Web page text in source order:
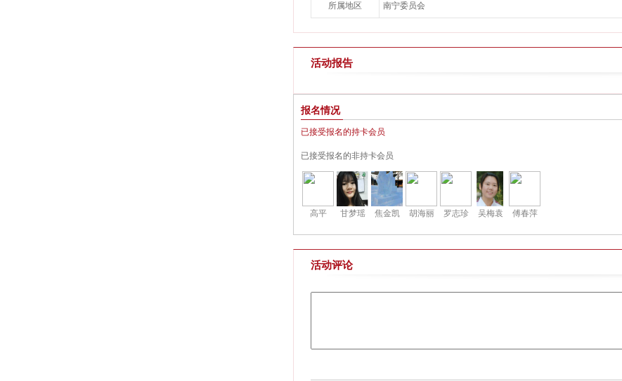
所属地区 南宁委员会
活动报告
报名情况
已接受报名的持卡会员
已接受报名的非持卡会员
高平 甘梦瑶 焦金凯 胡海丽 罗志珍 吴梅袁 傅春萍
活动评论